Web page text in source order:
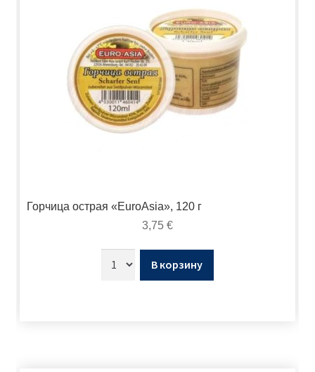
Горчица острая «EuroAsia», 120 г
3,75 €
В корзину